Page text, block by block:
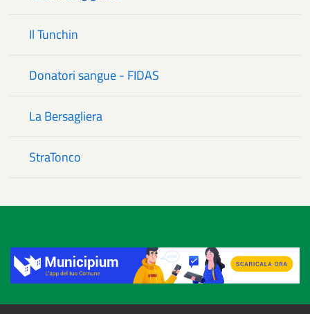
Il Tunchin
Donatori sangue - FIDAS
La Bersagliera
StraTonco
Title